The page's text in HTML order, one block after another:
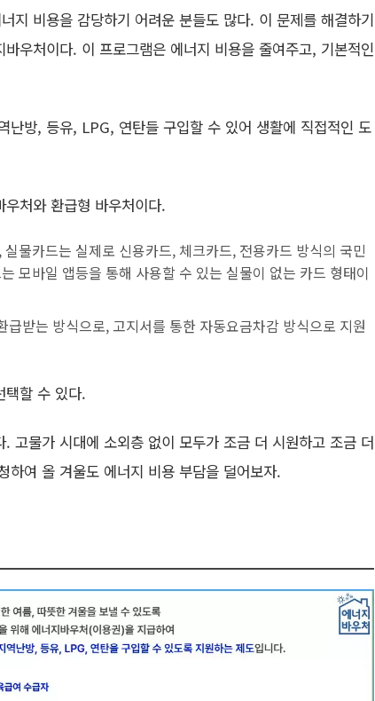
지 비용을 감당하기 어려운 분들도 많다. 이 문제를 해결하기
우처이다. 이 프로그램은 에너지 비용을 줄여주고, 기본적인
난방, 등유, LPG, 연탄들 구입할 수 있어 생활에 직접적인 도
처와 환급형 바우처이다.
물카드는 실제로 신용카드, 체크카드, 전용카드 방식의 국민
모바일 앱등을 통해 사용할 수 있는 실물이 없는 카드 형태이
급받는 방식으로, 고지서를 통한 자동요금차감 방식으로 지원
택할 수 있다.
고물가 시대에 소외층 없이 모두가 조금 더 시원하고 조금 더
하여 올 겨울도 에너지 비용 부담을 덜어보자.